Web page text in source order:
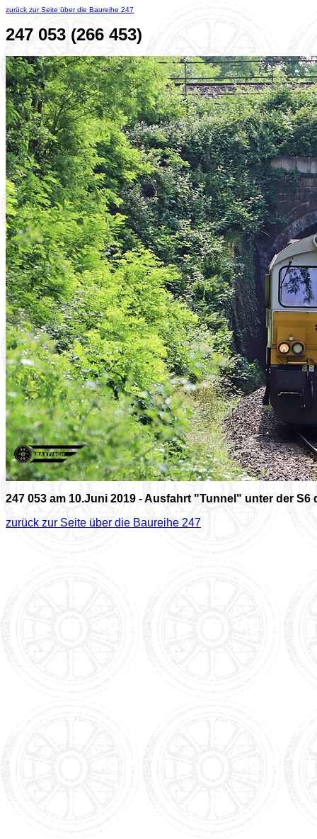
zurück zur Seite über die Baureihe 247
247 053 (266 453)
247 053 am 10.Juni 2019 - Ausfahrt "Tunnel" unter der S6
zurück zur Seite über die Baureihe 247